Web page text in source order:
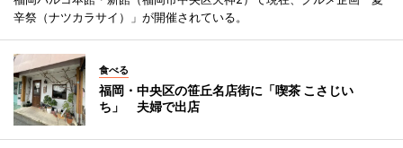
辛祭（ナツカラサイ）」が開催されている。
食べる
福岡・中央区の笹丘名店街に「喫茶 こさじい
ち」 夫婦で出店